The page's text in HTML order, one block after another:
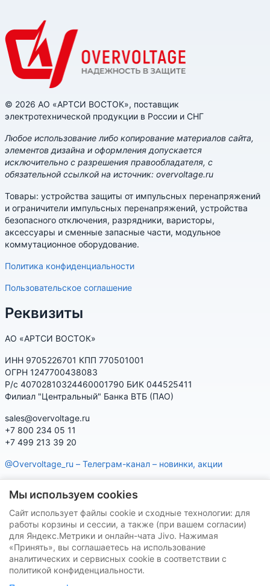
© 2026 АО «АРТСИ ВОСТОК», поставщик
электротехнической продукции в России и СНГ
Любое использование либо копирование материалов сайта,
элементов дизайна и оформления допускается
исключительно с разрешения правообладателя, с
обязательной ссылкой на источник: overvoltage.ru
Товары: устройства защиты от импульсных перенапряжений
и ограничители импульсных перенапряжений, устройства
безопасного отключения, разрядники, варисторы,
аксессуары и сменные запасные части, модульное
коммутационное оборудование.
Политика конфиденциальности
Пользовательское соглашение
Реквизиты
АО «АРТСИ ВОСТОК»
ИНН 9705226701 КПП 770501001
ОГРН 1247700438083
Р/с 40702810324460001790 БИК 044525411
Филиал "Центральный" Банка ВТБ (ПАО)
sales@overvoltage.ru
+7 800 234 05 11
+7 499 213 39 20
@Overvoltage_ru – Телеграм-канал – новинки, акции
характеристики, наличие, подбор
Нашу продукцию Вы можете приобрести на маркетплейсах
Мы используем cookies
Сайт использует файлы cookie и сходные технологии: для
работы корзины и сессии, а также (при вашем согласии)
для Яндекс.Метрики и онлайн-чата Jivo. Нажимая
«Принять», вы соглашаетесь на использование
аналитических и сервисных cookie в соответствии с
политикой конфиденциальности.